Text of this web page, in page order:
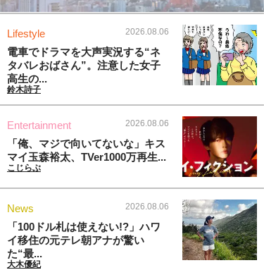
Lifestyle 2026.08.06
電車でドラマを大声実況する“ネ
タバレおばさん”。注意した女子
高生の...
鈴木詩子
Entertainment 2026.08.06
「俺、マジで向いてないな」キス
マイ玉森裕太、TVer1000万再生...
こじらぶ
News 2026.08.06
「100ドル札は使えない!?」ハワ
イ移住の元テレ朝アナが驚い
た“最...
大木優紀